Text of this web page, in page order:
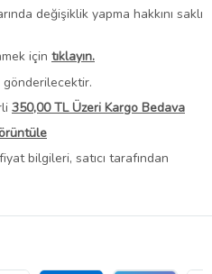
değişiklik yapma hakkını saklı
için tıklayın.
350,00 TL Üzeri Kargo Bedava
bilgileri, satıcı tarafından